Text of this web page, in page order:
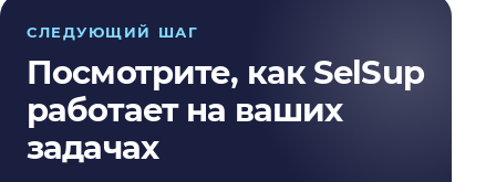
СЛЕДУЮЩИЙ ШАГ
Посмотрите, как SelSup
работает на ваших
задачах